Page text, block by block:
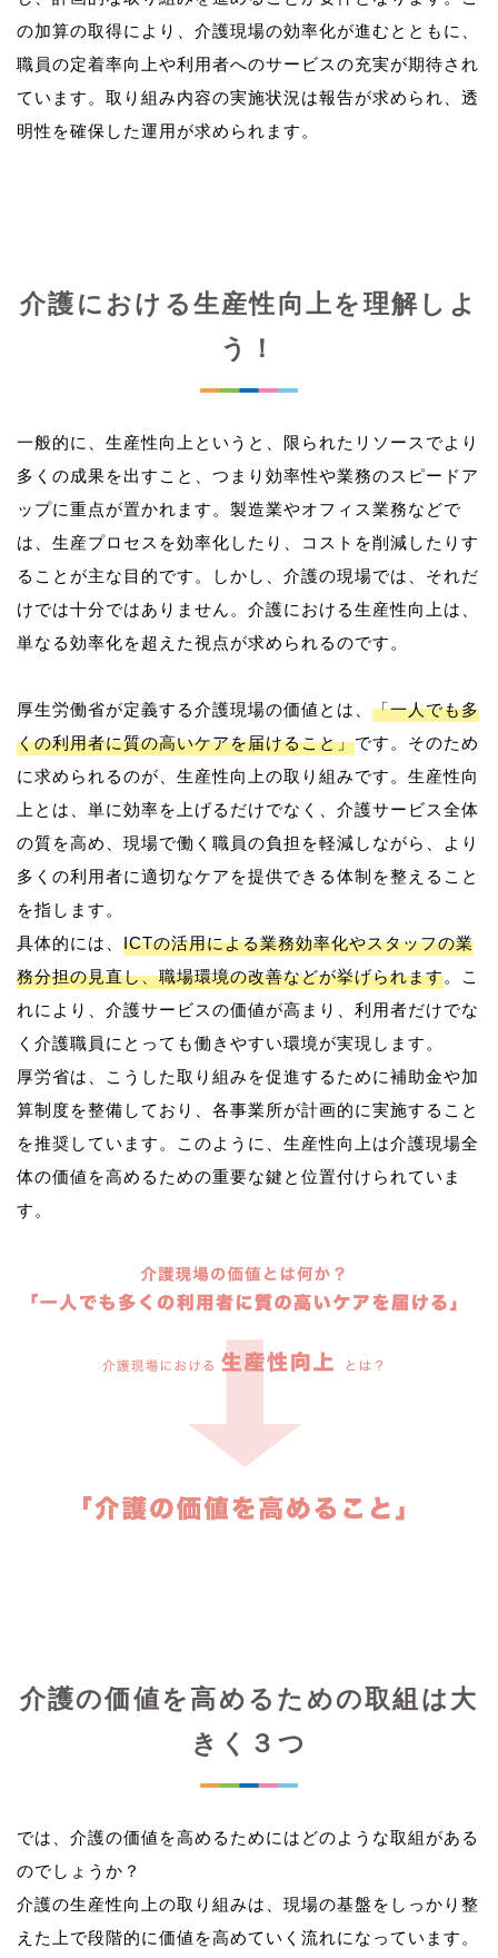
の加算の取得により、介護現場の効率化が進むとともに、
職員の定着率向上や利用者へのサービスの充実が期待され
ています。取り組み内容の実施状況は報告が求められ、透
介護における生産性向上を理解しよ
う！
一般的に、生産性向上というと、限られたリソースでより
多くの成果を出すこと、つまり効率性や業務のスピードア
ップに重点が置かれます。製造業やオフィス業務などで
は、生産プロセスを効率化したり、コストを削減したりす
ることが主な目的です。しかし、介護の現場では、それだ
けでは十分ではありません。介護における生産性向上は、
単なる効率化を超えた視点が求められるのです。
厚生労働省が定義する介護現場の価値とは、 「一人でも多
くの利用者に質の高いケアを届けること」です。そのため
に求められるのが、生産性向上の取り組みです。生産性向
上とは、単に効率を上げるだけでなく、介護サービス全体
の質を高め、現場で働く職員の負担を軽減しながら、より
多くの利用者に適切なケアを提供できる体制を整えること
を指します。
具体的には、 ICTの活用による業務効率化やスタッフの業
務分担の見直し、職場環境の改善などが挙げられます。こ
れにより、介護サービスの価値が高まり、利用者だけでな
く介護職員にとっても働きやすい環境が実現します。
厚労省は、こうした取り組みを促進するために補助金や加
算制度を整備しており、各事業所が計画的に実施すること
を推奨しています。このように、生産性向上は介護現場全
体の価値を高めるための重要な鍵と位置付けられていま
介護の価値を高めるための取組は大
きく３つ
では、介護の価値を高めるためにはどのような取組がある
のでしょうか？
介護の生産性向上の取り組みは、現場の基盤をしっかり整
えた上で段階的に価値を高めていく流れになっています。